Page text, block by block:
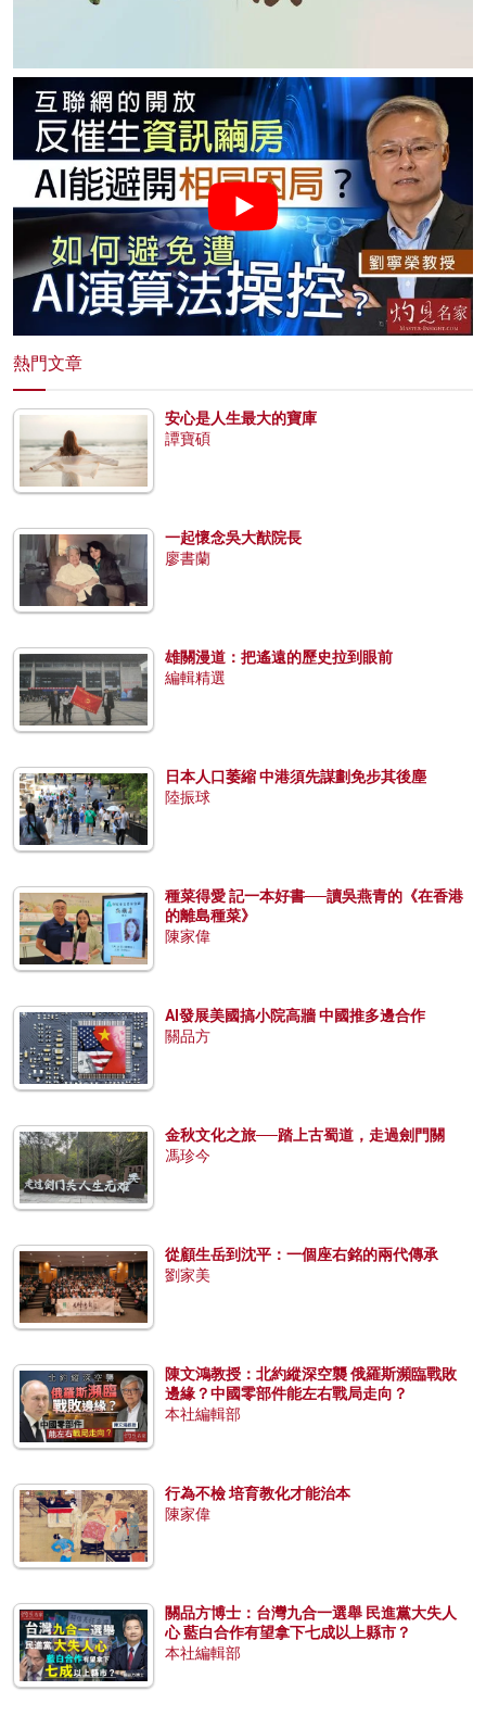
熱門文章
安心是人生最大的寶庫
譚寶碩
一起懷念吳大猷院長
廖書蘭
雄關漫道：把遙遠的歷史拉到眼前
編輯精選
日本人口萎縮 中港須先謀劃免步其後塵
陸振球
種菜得愛 記一本好書──讀吳燕青的《在香港
的離島種菜》
陳家偉
AI發展美國搞小院高牆 中國推多邊合作
關品方
金秋文化之旅──踏上古蜀道，走過劍門關
馮珍今
從顧生岳到沈平：一個座右銘的兩代傳承
劉家美
陳文鴻教授：北約縱深空襲 俄羅斯瀕臨戰敗
邊緣？中國零部件能左右戰局走向？
本社編輯部
行為不檢 培育教化才能治本
陳家偉
關品方博士：台灣九合一選舉 民進黨大失人
心 藍白合作有望拿下七成以上縣市？
本社編輯部